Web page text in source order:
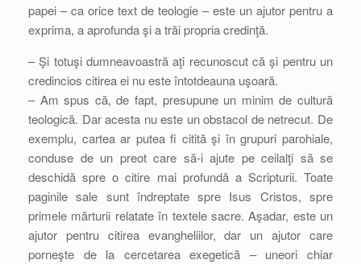
papei – ca orice text de teologie – este un ajutor pentru a
exprima, a aprofunda şi a trăi propria credinţă.
– Şi totuşi dumneavoastră aţi recunoscut că şi pentru un
credincios citirea ei nu este întotdeauna uşoară.
– Am spus că, de fapt, presupune un minim de cultură
teologică. Dar acesta nu este un obstacol de netrecut. De
exemplu, cartea ar putea fi citită şi în grupuri parohiale,
conduse de un preot care să-i ajute pe ceilalţi să se
deschidă spre o citire mai profundă a Scripturii. Toate
paginile sale sunt îndreptate spre Isus Cristos, spre
primele mărturii relatate în textele sacre. Aşadar, este un
ajutor pentru citirea evangheliilor, dar un ajutor care
porneşte de la cercetarea exegetică – uneori chiar